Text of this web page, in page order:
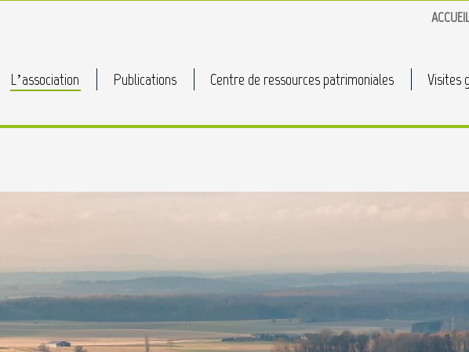
ACCUEIL
L’association Publications Centre de ressources patrimoniales Visites